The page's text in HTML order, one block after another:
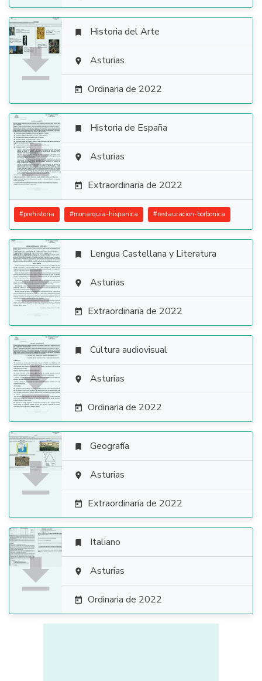

 Historia del Arte
 Asturias
 Ordinaria de 2022

 Historia de España
 Asturias
 Extraordinaria de 2022
#prehistoria #monarquia-hispanica #restauracion-borbonica

 Lengua Castellana y Literatura
 Asturias
 Extraordinaria de 2022

 Cultura audiovisual
 Asturias
 Ordinaria de 2022

 Geografía
 Asturias
 Extraordinaria de 2022

 Italiano
 Asturias
 Ordinaria de 2022